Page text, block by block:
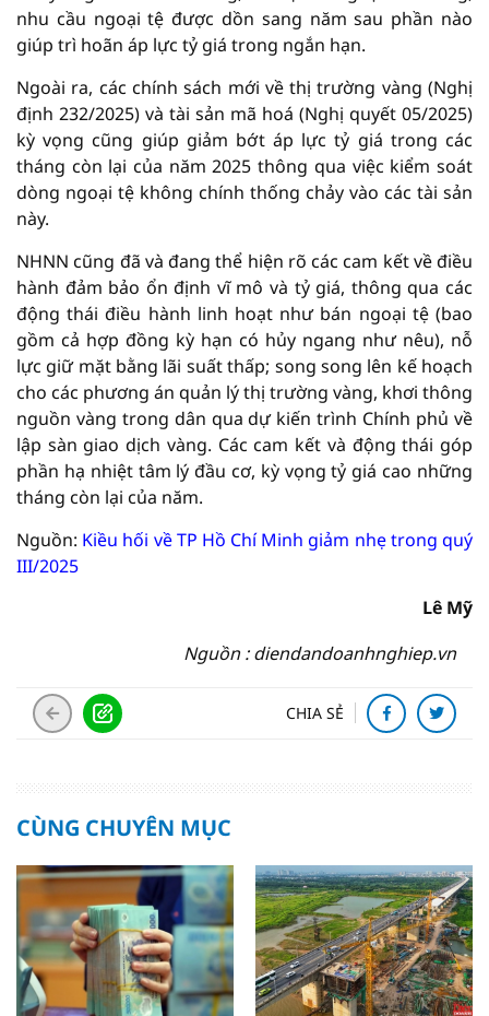
nhu cầu ngoại tệ được dồn sang năm sau phần nào
giúp trì hoãn áp lực tỷ giá trong ngắn hạn.
Ngoài ra, các chính sách mới về thị trường vàng (Nghị
định 232/2025) và tài sản mã hoá (Nghị quyết 05/2025)
kỳ vọng cũng giúp giảm bớt áp lực tỷ giá trong các
tháng còn lại của năm 2025 thông qua việc kiểm soát
dòng ngoại tệ không chính thống chảy vào các tài sản
này.
NHNN cũng đã và đang thể hiện rõ các cam kết về điều
hành đảm bảo ổn định vĩ mô và tỷ giá, thông qua các
động thái điều hành linh hoạt như bán ngoại tệ (bao
gồm cả hợp đồng kỳ hạn có hủy ngang như nêu), nỗ
lực giữ mặt bằng lãi suất thấp; song song lên kế hoạch
cho các phương án quản lý thị trường vàng, khơi thông
nguồn vàng trong dân qua dự kiến trình Chính phủ về
lập sàn giao dịch vàng. Các cam kết và động thái góp
phần hạ nhiệt tâm lý đầu cơ, kỳ vọng tỷ giá cao những
tháng còn lại của năm.
Nguồn: Kiều hối về TP Hồ Chí Minh giảm nhẹ trong quý
III/2025
Lê Mỹ
Nguồn : diendandoanhnghiep.vn
CHIA SẺ
CÙNG CHUYÊN MỤC